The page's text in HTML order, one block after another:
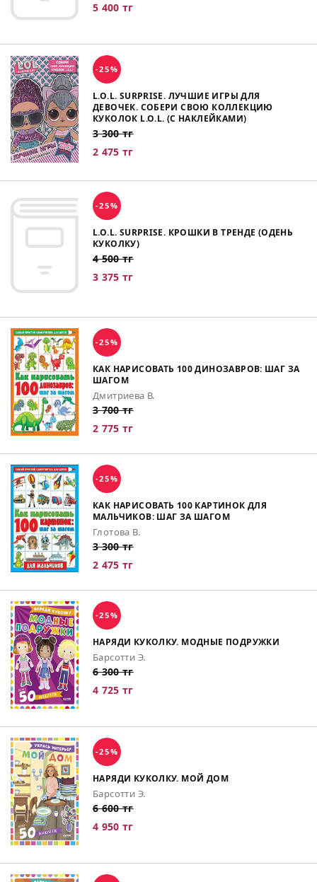
5 400 тг
-25%
L.O.L. SURPRISE. ЛУЧШИЕ ИГРЫ ДЛЯ
ДЕВОЧЕК. СОБЕРИ СВОЮ КОЛЛЕКЦИЮ
КУКОЛОК L.O.L. (С НАКЛЕЙКАМИ)
3 300 тг
2 475 тг
-25%
L.O.L. SURPRISE. КРОШКИ В ТРЕНДЕ (ОДЕНЬ
КУКОЛКУ)
4 500 тг
3 375 тг
-25%
КАК НАРИСОВАТЬ 100 ДИНОЗАВРОВ: ШАГ ЗА
ШАГОМ
Дмитриева В.
3 700 тг
2 775 тг
-25%
КАК НАРИСОВАТЬ 100 КАРТИНОК ДЛЯ
МАЛЬЧИКОВ: ШАГ ЗА ШАГОМ
Глотова В.
3 300 тг
2 475 тг
-25%
НАРЯДИ КУКОЛКУ. МОДНЫЕ ПОДРУЖКИ
Барсотти Э.
6 300 тг
4 725 тг
-25%
НАРЯДИ КУКОЛКУ. МОЙ ДОМ
Барсотти Э.
6 600 тг
4 950 тг